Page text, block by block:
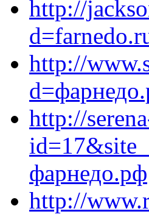
http://
http://
http://
фарнедо.рф
http://